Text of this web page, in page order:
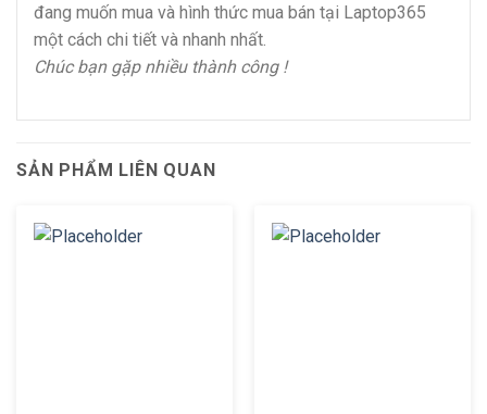
đang muốn mua và hình thức mua bán tại Laptop365
một cách chi tiết và nhanh nhất.
Chúc bạn gặp nhiều thành công !
SẢN PHẨM LIÊN QUAN